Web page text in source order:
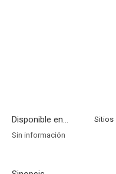
Disponible en...
Sin información